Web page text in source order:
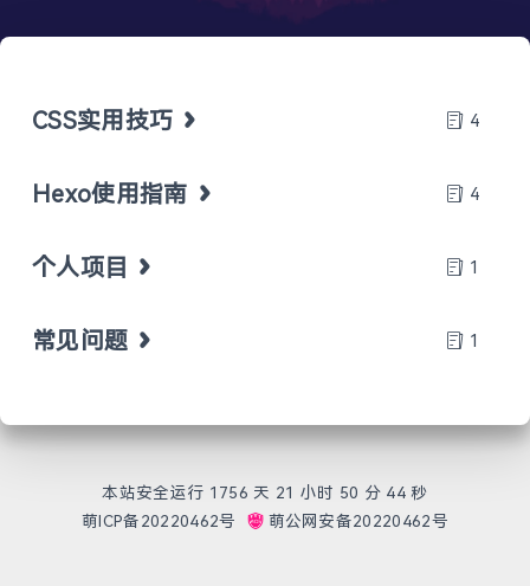
CSS实用技巧 4
Hexo使用指南 4
个人项目 1
常见问题 1
本站安全运行 1756 天 21 小时 50 分 44 秒
萌ICP备20220462号
萌公网安备20220462号